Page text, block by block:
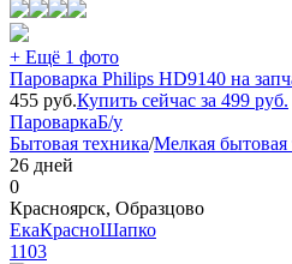
+ Ещё 1 фото
Пароварка Philips HD9140 на
455 руб.Купить сейчас за 499 руб.
ПароваркаБ/у
Бытовая техника/Мелкая бытовая
26 дней
0
Красноярск, Образцово
ЕкаКрасноШапко
1103